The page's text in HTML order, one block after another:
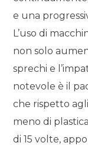
e una
L’uso di
non solo
sprechi e
notevole è il
che rispetto
meno di
di 15 volte,